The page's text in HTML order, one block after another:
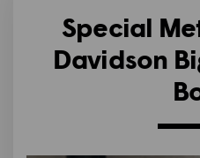
Special
Davidson